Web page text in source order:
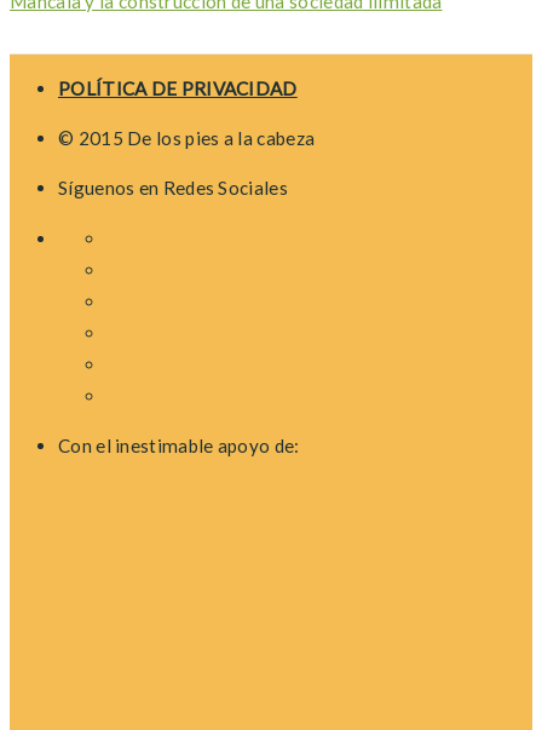
POLÍTICA DE PRIVACIDAD
© 2015 De los pies a la cabeza
Síguenos en Redes Sociales
Con el inestimable apoyo de: